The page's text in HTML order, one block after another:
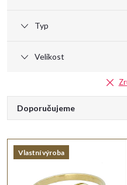
Typ
Velikost
Ř
a
z
Doporučujeme
Nejdražší
Nejprodávanější
Vlastní výroba